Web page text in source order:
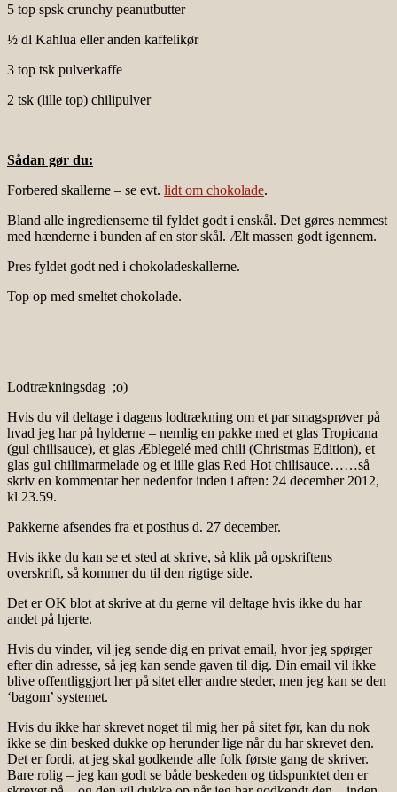
5 top spsk crunchy peanutbutter
½ dl Kahlua eller anden kaffelikør
3 top tsk pulverkaffe
2 tsk (lille top) chilipulver
Sådan gør du:
Forbered skallerne – se evt. lidt om chokolade.
Bland alle ingredienserne til fyldet godt i enskål. Det gøres nemmest
med hænderne i bunden af en stor skål. Ælt massen godt igennem.
Pres fyldet godt ned i chokoladeskallerne.
Top op med smeltet chokolade.
Lodtrækningsdag ;o)
Hvis du vil deltage i dagens lodtrækning om et par smagsprøver på
hvad jeg har på hylderne – nemlig en pakke med et glas Tropicana
(gul chilisauce), et glas Æblegelé med chili (Christmas Edition), et
glas gul chilimarmelade og et lille glas Red Hot chilisauce……så
skriv en kommentar her nedenfor inden i aften: 24 december 2012,
kl 23.59.
Pakkerne afsendes fra et posthus d. 27 december.
Hvis ikke du kan se et sted at skrive, så klik på opskriftens
overskrift, så kommer du til den rigtige side.
Det er OK blot at skrive at du gerne vil deltage hvis ikke du har
andet på hjerte.
Hvis du vinder, vil jeg sende dig en privat email, hvor jeg spørger
efter din adresse, så jeg kan sende gaven til dig. Din email vil ikke
blive offentliggjort her på sitet eller andre steder, men jeg kan se den
‘bagom’ systemet.
Hvis du ikke har skrevet noget til mig her på sitet før, kan du nok
ikke se din besked dukke op herunder lige når du har skrevet den.
Det er fordi, at jeg skal godkende alle folk første gang de skriver.
Bare rolig – jeg kan godt se både beskeden og tidspunktet den er